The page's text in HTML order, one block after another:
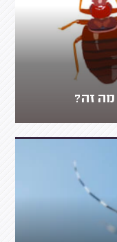
זה?